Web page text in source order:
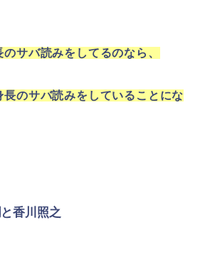
サバ読みをしてるのなら、
のサバ読みをしていることにな
香川照之